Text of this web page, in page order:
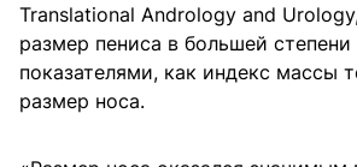
Translational Andrology and
размер пениса в большей
показателями, как индекс массы
размер носа.